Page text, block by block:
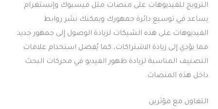
الترويج للفيديوهات على منصات مثل فيسبوك وإنستغرام
يساعد في توسيع دائرة جمهورك ويمكنك نشر روابط
الفيديوهات على هذه الشبكات لزيادة الوصول إلى جمهور جديد
مما يؤدي إلى زيادة الاشتراكات، كما يُفضل استخدام علامات
التصنيف المناسبة لزيادة ظهور الفيديو في محركات البحث
داخل هذه المنصات.
التعاون مع مؤثرين